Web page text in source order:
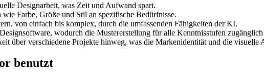
Designarbeit, was Zeit und Aufwand spart.
Farbe, Größe und Stil an spezifische Bedürfnisse.
von einfach bis komplex, durch die umfassenden Fähigkeiten der KI.
wodurch die Mustererstellung für alle Kenntnisstufen
über verschiedene Projekte hinweg, was die Markenidentität und die visuelle
benutzt